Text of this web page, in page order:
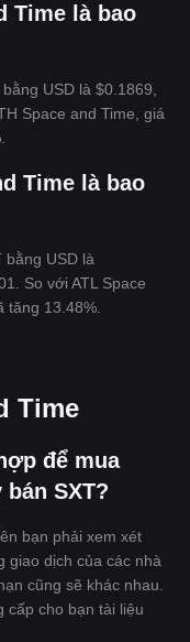
Time là bao
USD là $0.1869,
Space and Time, giá
Time là bao
bằng USD là
So với ATL Space
tăng 13.48%.
Time
để mua
SXT?
bạn phải xem xét
giao dịch của các nhà
cũng sẽ khác nhau.
cấp cho bạn tài liệu